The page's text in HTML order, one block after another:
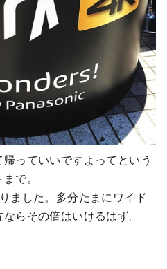
っていいですよってという
で。
ました。多分たまにワイド
らその倍はいけるはず。